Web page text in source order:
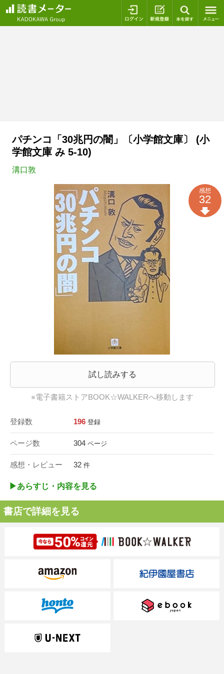
ログイン 新規登録
パチンコ「30兆円の闇」〔小学館文庫〕 (小
学館文庫 み 5-10)
溝口敦
試し読みする
※電子書籍ストアBOOK☆WALKERへ移動します
登録数 196 登録
ページ数 304 ページ
感想・レビュー 32 件
感想
32
▶︎あらすじ・内容を見る
書店で詳細を見る